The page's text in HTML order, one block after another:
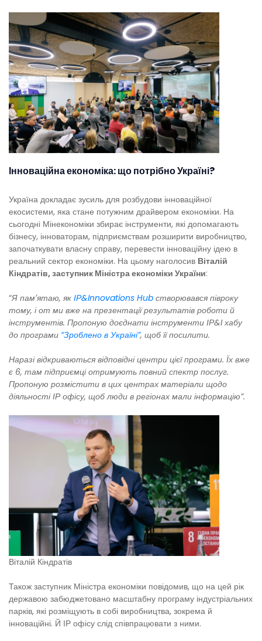
Інноваційна економіка: що потрібно Україні?
Україна докладає зусиль для розбудови інноваційної
екосистеми, яка стане потужним драйвером економіки. На
сьогодні Мінекономіки збирає інструменти, які допомагають
бізнесу, інноваторам, підприємствам розширити виробництво,
започаткувати власну справу, перевести інноваційну ідею в
реальний сектор економіки. На цьому наголосив Віталій
Кіндратів, заступник Міністра економіки України:
“Я памʼятаю, як ІР&Innovations Hub створювався півроку
тому, і от ми вже на презентації результатів роботи й
інструментів. Пропоную доєднати інструменти ІР&I хабу
до програми “Зроблено в Україні”, щоб її посилити.
Наразі відкриваються відповідні центри цієї програми. Їх вже
є 6, там підприємці отримують повний спектр послуг.
Пропоную розмістити в цих центрах матеріали щодо
діяльності ІР офісу, щоб люди в регіонах мали інформацію”.
Віталій Кіндратів
Також заступник Міністра економіки повідомив, що на цей рік
державою забюджетовано масштабну програму індустріальних
парків, які розміщують в собі виробництва, зокрема й
інноваційні. Й ІР офісу слід співпрацювати з ними.